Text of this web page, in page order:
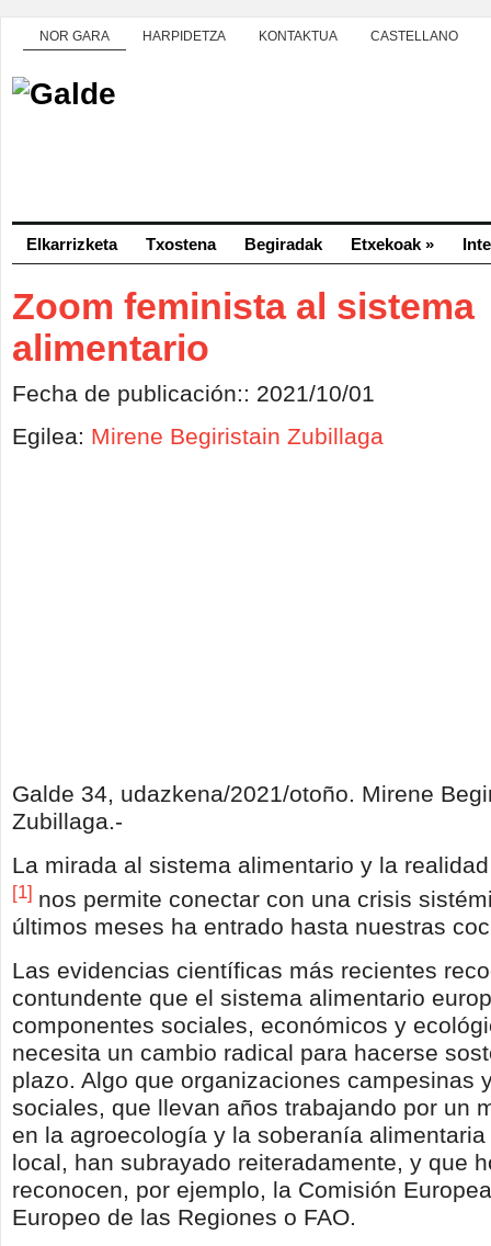
NOR GARA HARPIDETZA KONTAKTUA CASTELLANO
Elkarrizketa Txostena Begiradak Etxekoak »
Zoom feminista al sistema
alimentario
Fecha de publicación:: 2021/10/01
Egilea: Mirene Begiristain Zubillaga
Galde 34, udazkena/2021/otoño. Mirene
Zubillaga.-
La mirada al sistema alimentario y la
[1] nos permite conectar con una crisis
últimos meses ha entrado hasta nuestras
Las evidencias científicas más recientes
contundente que el sistema alimentario
componentes sociales, económicos y
necesita un cambio radical para hacerse
plazo. Algo que organizaciones campesinas
sociales, que llevan años trabajando por un
en la agroecología y la soberanía
local, han subrayado reiteradamente, y que
reconocen, por ejemplo, la Comisión
Europeo de las Regiones o FAO.